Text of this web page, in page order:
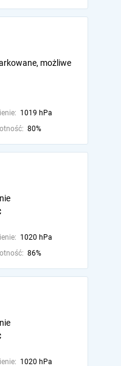
możliwe
1019 hPa
80%
1020 hPa
86%
1020 hPa